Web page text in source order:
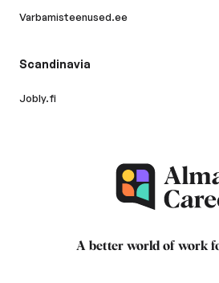
Varbamisteenused.ee
Scandinavia
Jobly.fi
A better world of work